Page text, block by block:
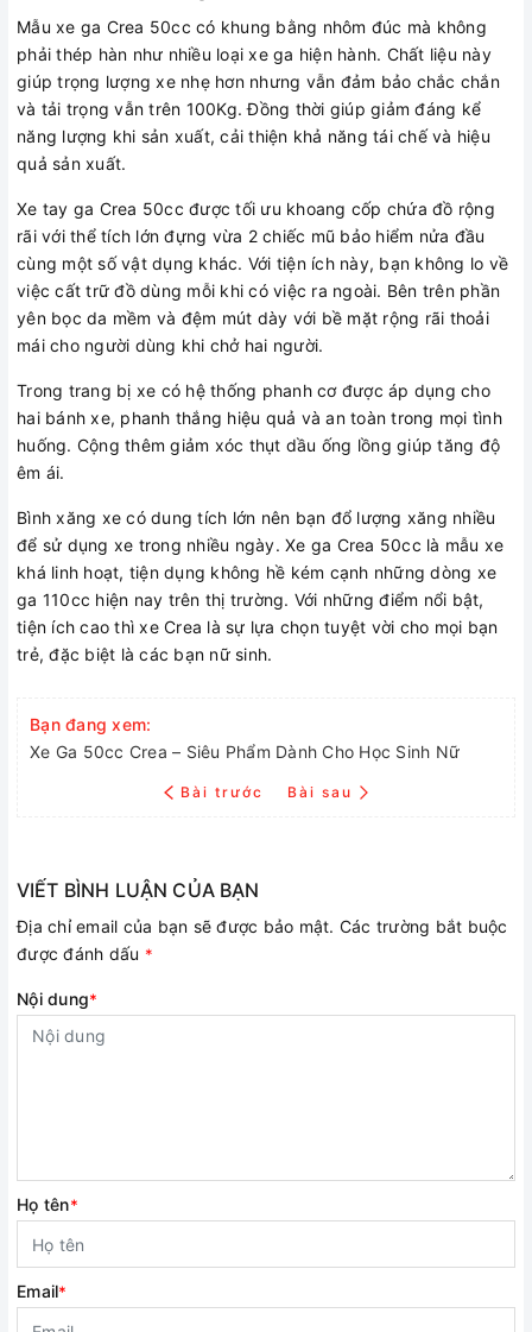
Mẫu xe ga Crea 50cc có khung bằng nhôm đúc mà không
phải thép hàn như nhiều loại xe ga hiện hành. Chất liệu này
giúp trọng lượng xe nhẹ hơn nhưng vẫn đảm bảo chắc chắn
và tải trọng vẫn trên 100Kg. Đồng thời giúp giảm đáng kể
năng lượng khi sản xuất, cải thiện khả năng tái chế và hiệu
quả sản xuất.
Xe tay ga Crea 50cc được tối ưu khoang cốp chứa đồ rộng
rãi với thể tích lớn đựng vừa 2 chiếc mũ bảo hiểm nửa đầu
cùng một số vật dụng khác. Với tiện ích này, bạn không lo về
việc cất trữ đồ dùng mỗi khi có việc ra ngoài. Bên trên phần
yên bọc da mềm và đệm mút dày với bề mặt rộng rãi thoải
mái cho người dùng khi chở hai người.
Trong trang bị xe có hệ thống phanh cơ được áp dụng cho
hai bánh xe, phanh thắng hiệu quả và an toàn trong mọi tình
huống. Cộng thêm giảm xóc thụt dầu ống lồng giúp tăng độ
êm ái.
Bình xăng xe có dung tích lớn nên bạn đổ lượng xăng nhiều
để sử dụng xe trong nhiều ngày. Xe ga Crea 50cc là mẫu xe
khá linh hoạt, tiện dụng không hề kém cạnh những dòng xe
ga 110cc hiện nay trên thị trường. Với những điểm nổi bật,
tiện ích cao thì xe Crea là sự lựa chọn tuyệt vời cho mọi bạn
trẻ, đặc biệt là các bạn nữ sinh.
Bạn đang xem:
Xe Ga 50cc Crea – Siêu Phẩm Dành Cho Học Sinh Nữ
Bài trước Bài sau
VIẾT BÌNH LUẬN CỦA BẠN
Địa chỉ email của bạn sẽ được bảo mật. Các trường bắt buộc
được đánh dấu *
Nội dung*
Họ tên*
Email*